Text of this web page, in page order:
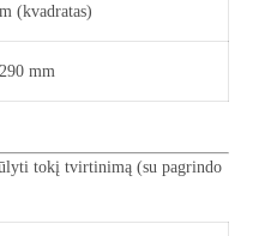
(kvadratas)
mm
tokį tvirtinimą (su pagrindo